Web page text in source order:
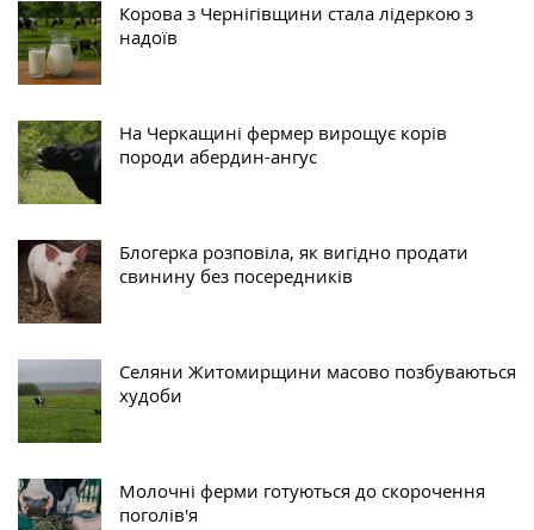
Корова з Чернігівщини стала лідеркою з
надоїв
На Черкащині фермер вирощує корів
породи абердин-ангус
Блогерка розповіла, як вигідно продати
свинину без посередників
Селяни Житомирщини масово позбуваються
худоби
Молочні ферми готуються до скорочення
поголів'я